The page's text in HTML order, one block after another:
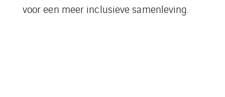
vooreen meer inclusieve samenleving.